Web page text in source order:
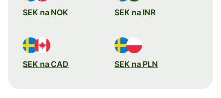
SEK na NOK SEK na INR
SEK na CAD SEK na PLN